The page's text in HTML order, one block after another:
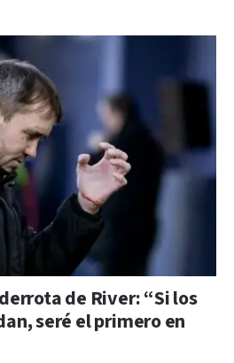
de River: “Si los
seré el primero en